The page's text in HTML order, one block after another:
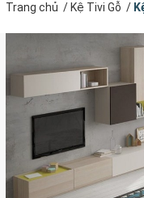
Trang chủ / Kệ Tivi Gỗ /